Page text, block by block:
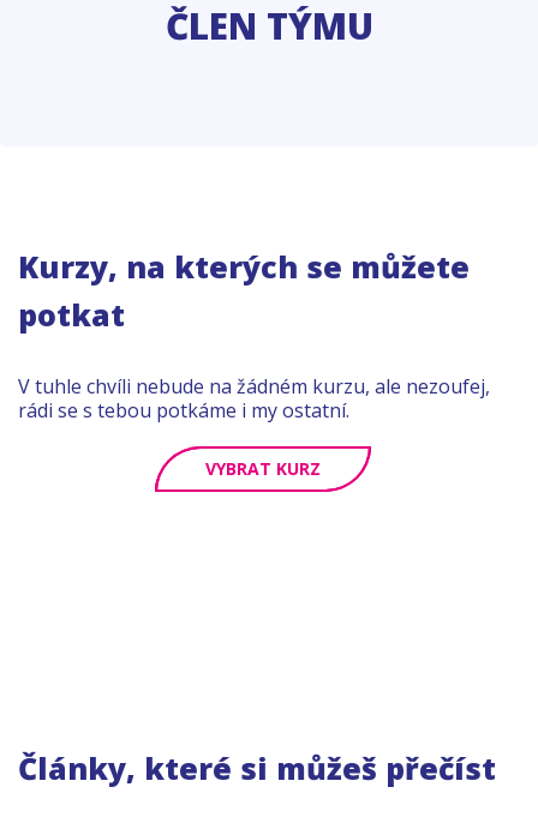
ČLEN TÝMU
Kurzy, na kterých se můžete
potkat
V tuhle chvíli nebude na žádném kurzu, ale nezoufej,
rádi se s tebou potkáme i my ostatní.
VYBRAT KURZ
Články, které si můžeš přečíst